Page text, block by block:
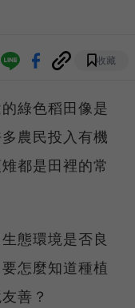
收藏
綠色稻田像是
農民投入有機
都是田裡的常
態環境是否良
怎麼知道種植
善？